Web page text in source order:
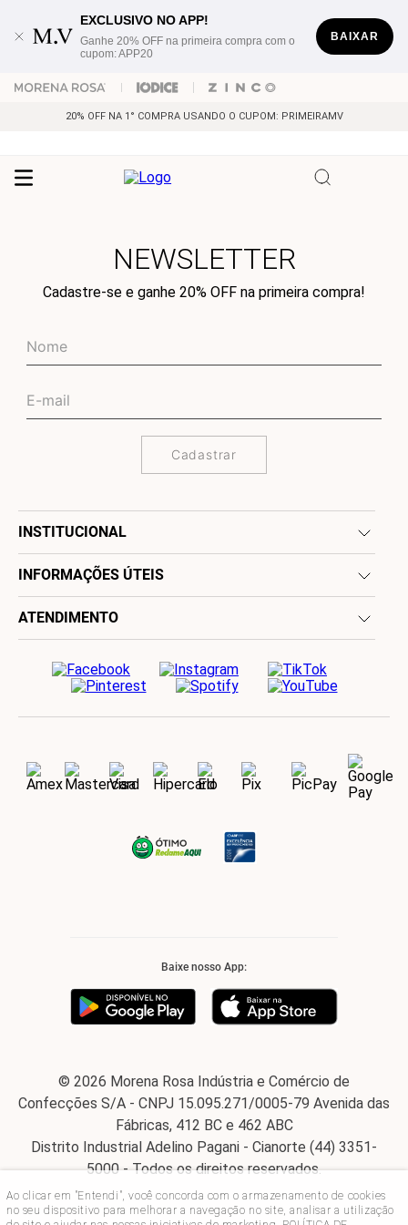
Ao clicar em "Entendi", você concorda com o armazenamento de cookies
no seu dispositivo para melhorar a navegação no site, analisar a utilização
EXCLUSIVO NO APP!
Ganhe 20% OFF na primeira compra com o
cupom: APP20
BAIXAR
20% OFF NA 1° COMPRA USANDO O CUPOM: PRIMEIRAMV
NEWSLETTER
Cadastre-se e ganhe 20% OFF na primeira compra!
Cadastrar
INSTITUCIONAL
INFORMAÇÕES ÚTEIS
ATENDIMENTO
Baixe nosso App:
© 2026 Morena Rosa Indústria e Comércio de
Confecções S/A - CNPJ 15.095.271/0005-79 Avenida das
Fábricas, 412 BC e 462 ABC
Distrito Industrial Adelino Pagani - Cianorte (44) 3351-
5000 - Todos os direitos reservados.